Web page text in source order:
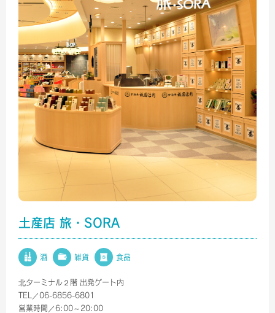
土産店 旅・SORA
酒 雑貨 食品
北ターミナル２階 出発ゲート内
TEL／06-6856-6801
営業時間／6:00～20:00